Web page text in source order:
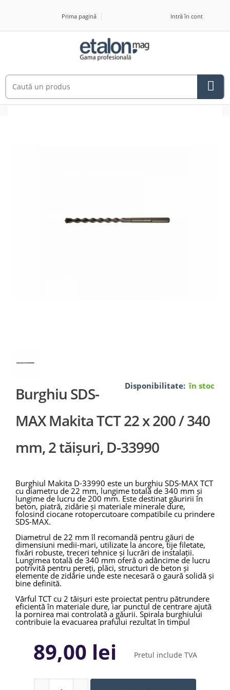
Prima pagină Intră în cont
Disponibilitate: în stoc
Burghiu SDS-
MAX Makita TCT 22 x 200 / 340
mm, 2 tăișuri, D-33990
Burghiul Makita D-33990 este un burghiu SDS-MAX TCT
cu diametru de 22 mm, lungime totală de 340 mm și
lungime de lucru de 200 mm. Este destinat găuririi în
beton, piatră, zidărie și materiale minerale dure,
folosind ciocane rotopercutoare compatibile cu prindere
SDS-MAX.
Diametrul de 22 mm îl recomandă pentru găuri de
dimensiuni medii-mari, utilizate la ancore, tije filetate,
fixări robuste, treceri tehnice și lucrări de instalații.
Lungimea totală de 340 mm oferă o adâncime de lucru
potrivită pentru pereți, plăci, structuri de beton și
elemente de zidărie unde este necesară o gaură solidă și
bine definită.
Vârful TCT cu 2 tăișuri este proiectat pentru pătrundere
eficientă în materiale dure, iar punctul de centrare ajută
la pornirea mai controlată a găurii. Spirala burghiului
contribuie la evacuarea prafului rezultat în timpul
permite transmiterea eficientă a energiei de impact de la
sculă către vârf, fiind potrivită pentru aplicații mai
solicitante decât sistemele SDS-PLUS.
renovări, montaj tehnic, instalații și intervenții în
89,00 lei Pretul include TVA